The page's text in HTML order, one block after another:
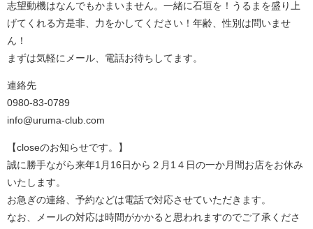
志望動機はなんでもかまいません。一緒に石垣を！うるまを盛り上
げてくれる方是非、力をかしてください！年齢、性別は問いませ
ん！
まずは気軽にメール、電話お待ちしてます。
連絡先
0980-83-0789
info@uruma-club.com
【closeのお知らせです。】
誠に勝手ながら来年1月16日から２月1４日の一か月間お店をお休み
いたします。
お急ぎの連絡、予約などは電話で対応させていただきます。
なお、メールの対応は時間がかかると思われますのでご了承くださ